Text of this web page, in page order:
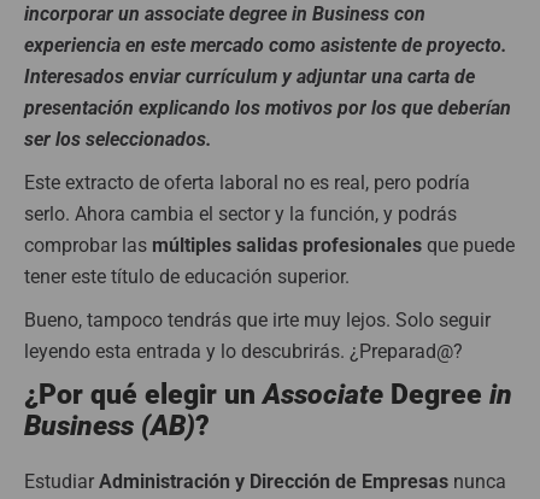
incorporar un associate degree in Business con
experiencia en este mercado como asistente de proyecto.
Interesados enviar currículum y adjuntar una carta de
presentación explicando los motivos por los que deberían
ser los seleccionados.
Este extracto de oferta laboral no es real, pero podría
serlo. Ahora cambia el sector y la función, y podrás
comprobar las múltiples salidas profesionales que puede
tener este título de educación superior.
Bueno, tampoco tendrás que irte muy lejos. Solo seguir
leyendo esta entrada y lo descubrirás. ¿Preparad@?
¿Por qué elegir unAssociate Degree in
Business (AB)?
Estudiar Administración y Dirección de Empresas nunca